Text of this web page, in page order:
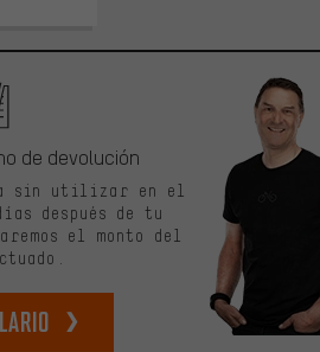
de devolución
sin utilizar en el
después de tu
el monto del